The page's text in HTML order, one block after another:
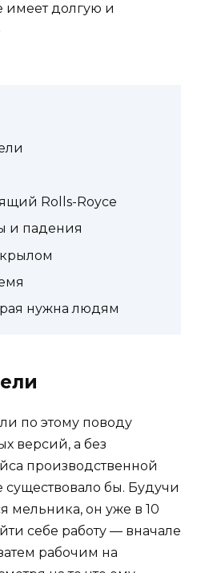
имеет долгую и
Rolls-Royce
и падения
нужна людям
по этому поводу
версий, а без
производственной
бы. Будучи
мельника, он уже в 10
себе работу — вначале
рабочим на